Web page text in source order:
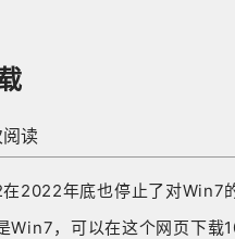
阅读
2022年底也停止了对Win7
，可以在这个网页下载